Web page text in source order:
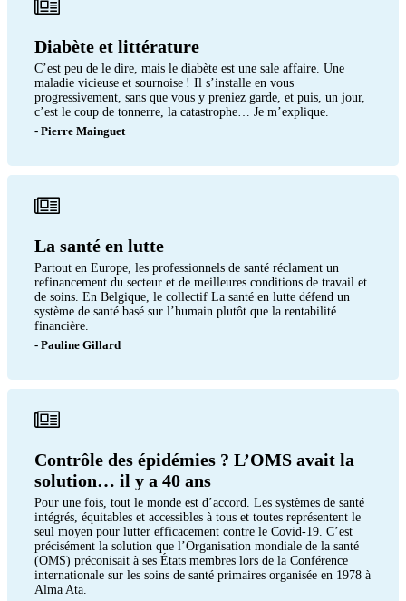
Diabète et littérature
C’est peu de le dire, mais le diabète est une sale affaire. Une
maladie vicieuse et sournoise ! Il s’installe en vous
progressivement, sans que vous y preniez garde, et puis, un jour,
c’est le coup de tonnerre, la catastrophe… Je m’explique.
- Pierre Mainguet
La santé en lutte
Partout en Europe, les professionnels de santé réclament un
refinancement du secteur et de meilleures conditions de travail et
de soins. En Belgique, le collectif La santé en lutte défend un
système de santé basé sur l’humain plutôt que la rentabilité
financière.
- Pauline Gillard
Contrôle des épidémies ? L’OMS avait la
solution… il y a 40 ans
Pour une fois, tout le monde est d’accord. Les systèmes de santé
intégrés, équitables et accessibles à tous et toutes représentent le
seul moyen pour lutter efficacement contre le Covid-19. C’est
précisément la solution que l’Organisation mondiale de la santé
(OMS) préconisait à ses États membres lors de la Conférence
internationale sur les soins de santé primaires organisée en 1978 à
Alma Ata.